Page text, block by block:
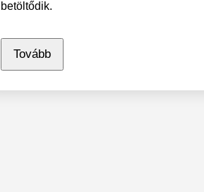
betöltődik.
Tovább